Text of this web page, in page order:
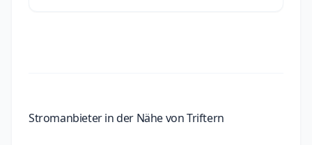
Stromanbieter in der Nähe von Triftern